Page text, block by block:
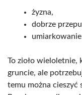
żyzna,
dobrze
To zioło wieloletnie,
gruncie, ale
temu można cieszyć